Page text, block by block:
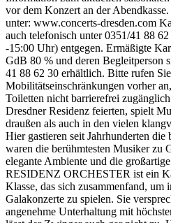
vor dem Konzert an der
unter: www.concerts-dresden.com
auch telefonisch unter 0351/41 88
-15:00 Uhr) entgegen. Ermäßigte
GdB 80 % und deren Begleitperson
41 88 62 30 erhältlich. Bitte rufen
Mobilitätseinschränkungen vorher
Toiletten nicht barrierefrei
Dresdner Residenz feierten, spielt
draußen als auch in den vielen
Hier gastieren seit Jahrhunderten die
waren die berühmtesten Musiker zu
elegante Ambiente und die
RESIDENZ ORCHESTER ist ein
Klasse, das sich zusammenfand, um
Galakonzerte zu spielen. Sie
angenehme Unterhaltung mit